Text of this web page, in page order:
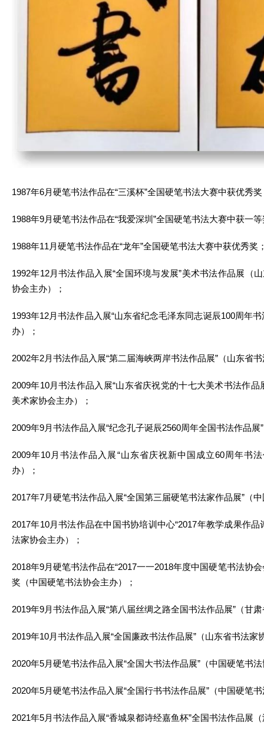
1987年6月硬笔书法作品在“三溪杯”全国硬笔书法大赛中获优秀
1988年9月硬笔书法作品在“我爱深圳”全国硬笔书法大赛中获一
1988年11月硬笔书法作品在“龙年”全国硬笔书法大赛中获优秀奖
1992年12月书法作品入展“全国环境与发展”美术书法作品展（
协会主办）；
1993年12月书法作品入展“山东省纪念毛泽东同志诞辰100周年
办）；
2002年2月书法作品入展“第二届海峡两岸书法作品展”（山东省
2009年10月书法作品入展“山东省庆祝党的十七大美术书法作
美术家协会主办）；
2009年9月书法作品入展“纪念孔子诞辰2560周年全国书法作品展
2009年10月书法作品入展“山东省庆祝新中国成立60周年书
办）；
2017年7月硬笔书法作品入展“全国第三届硬笔书法家作品展”（
2017年10月书法作品在中国书协培训中心“2017年教学成果作
法家协会主办）；
2018年9月硬笔书法作品在“2017一一2018年度中国硬笔书法协
奖（中国硬笔书法协会主办）；
2019年9月书法作品入展“第八届丝绸之路全国书法作品展”（甘
2019年10月书法作品入展“全国廉政书法作品展”（山东省书法家
2020年5月硬笔书法作品入展“全国大书法作品展”（中国硬笔书
2020年5月硬笔书法作品入展“全国行书书法作品展”（中国硬笔
2021年5月书法作品入展“香城泉都诗经嘉鱼杯”全国书法作品展